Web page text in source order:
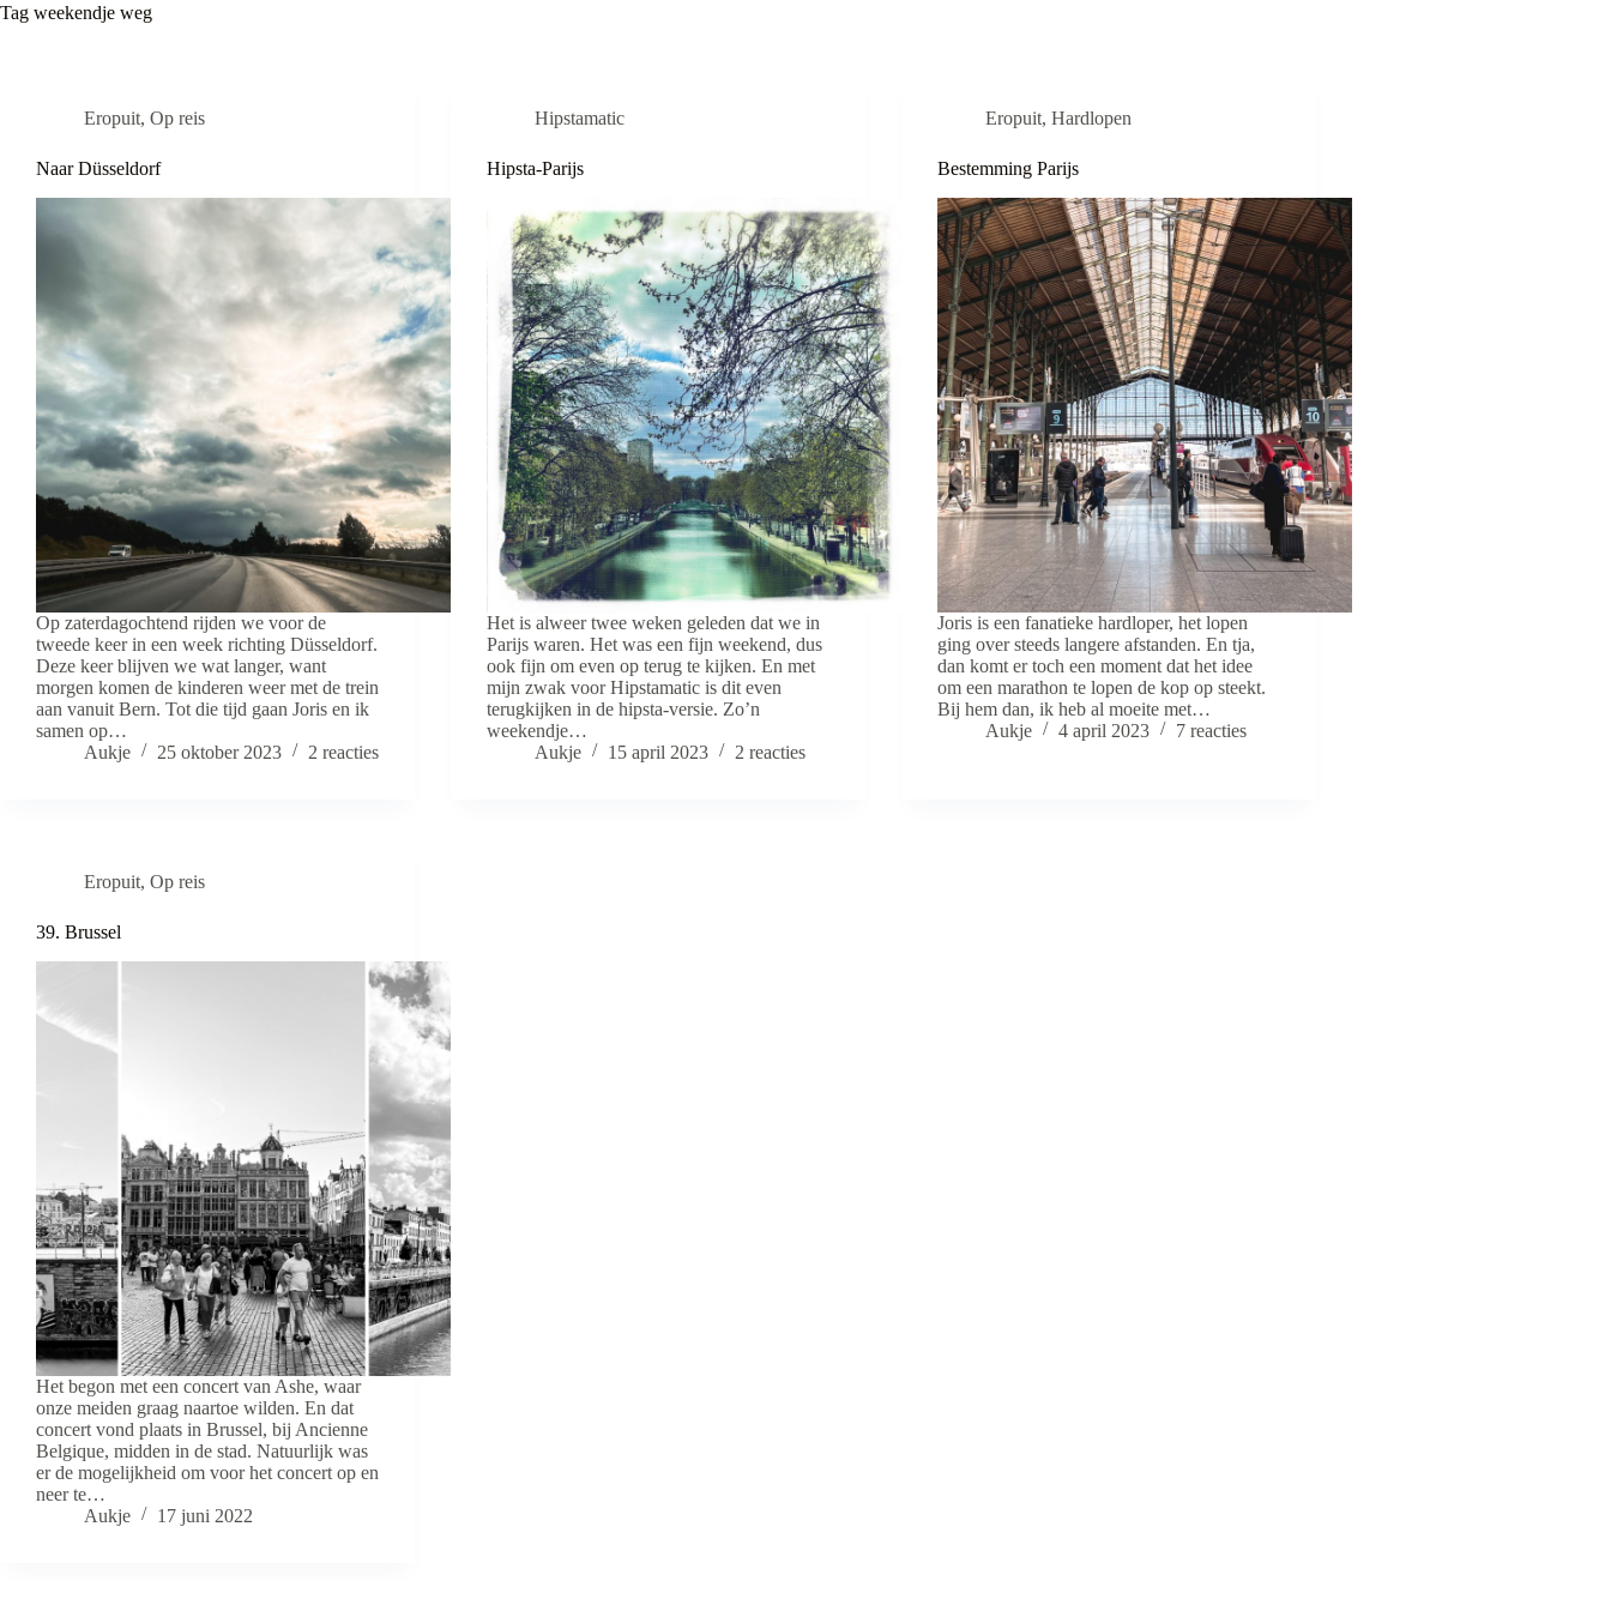
Tag weekendje weg
Eropuit, Op reis
Naar Düsseldorf
Op zaterdagochtend rijden we voor de
tweede keer in een week richting Düsseldorf.
Deze keer blijven we wat langer, want
morgen komen de kinderen weer met de trein
aan vanuit Bern. Tot die tijd gaan Joris en ik
samen op…
Aukje
25 oktober 2023 2 reacties
Hipstamatic
Hipsta-Parijs
Het is alweer twee weken geleden dat we in
Parijs waren. Het was een fijn weekend, dus
ook fijn om even op terug te kijken. En met
mijn zwak voor Hipstamatic is dit even
terugkijken in de hipsta-versie. Zo’n
weekendje…
Aukje
15 april 2023 2 reacties
Eropuit, Hardlopen
Bestemming Parijs
Joris is een fanatieke hardloper, het lopen
ging over steeds langere afstanden. En tja,
dan komt er toch een moment dat het idee
om een marathon te lopen de kop op steekt.
Bij hem dan, ik heb al moeite met…
Aukje
4 april 2023 7 reacties
Eropuit, Op reis
39. Brussel
Het begon met een concert van Ashe, waar
onze meiden graag naartoe wilden. En dat
concert vond plaats in Brussel, bij Ancienne
Belgique, midden in de stad. Natuurlijk was
er de mogelijkheid om voor het concert op en
neer te…
Aukje
17 juni 2022